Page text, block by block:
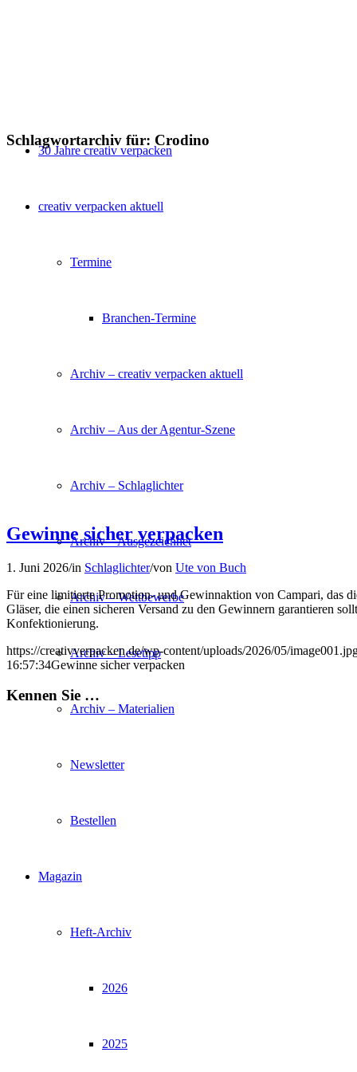
30 Jahre creativ verpacken
creativ verpacken aktuell
Termine
Branchen-Termine
Archiv – creativ verpacken aktuell
Archiv – Aus der Agentur-Szene
Archiv – Schlaglichter
Archiv – Ausgezeichnet
Archiv – Wettbewerbe
Archiv – Lesetipp
Archiv – Materialien
Newsletter
Bestellen
Magazin
Heft-Archiv
2026
2025
Schlagwortarchiv für: Crodino
Gewinne sicher verpacken
1. Juni 2026/in Schlaglichter/von Ute von Buch
Für eine limitierte Promotion- und Gewinnaktion von Campari, das
Gläser, die einen sicheren Versand zu den Gewinnern garantieren
Konfektionierung.
https://creativverpacken.de/wp-content/uploads/2026/05/
16:57:34Gewinne sicher verpacken
Kennen Sie …